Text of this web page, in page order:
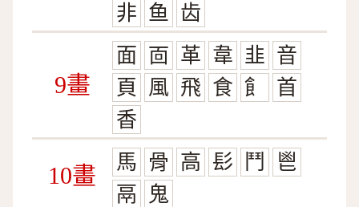
非 鱼 齿
9畫
面 靣 革 韋 韭 音
頁
風 飛 食 飠
首
香
10畫 馬 骨 高 髟 鬥
鬯
鬲
鬼